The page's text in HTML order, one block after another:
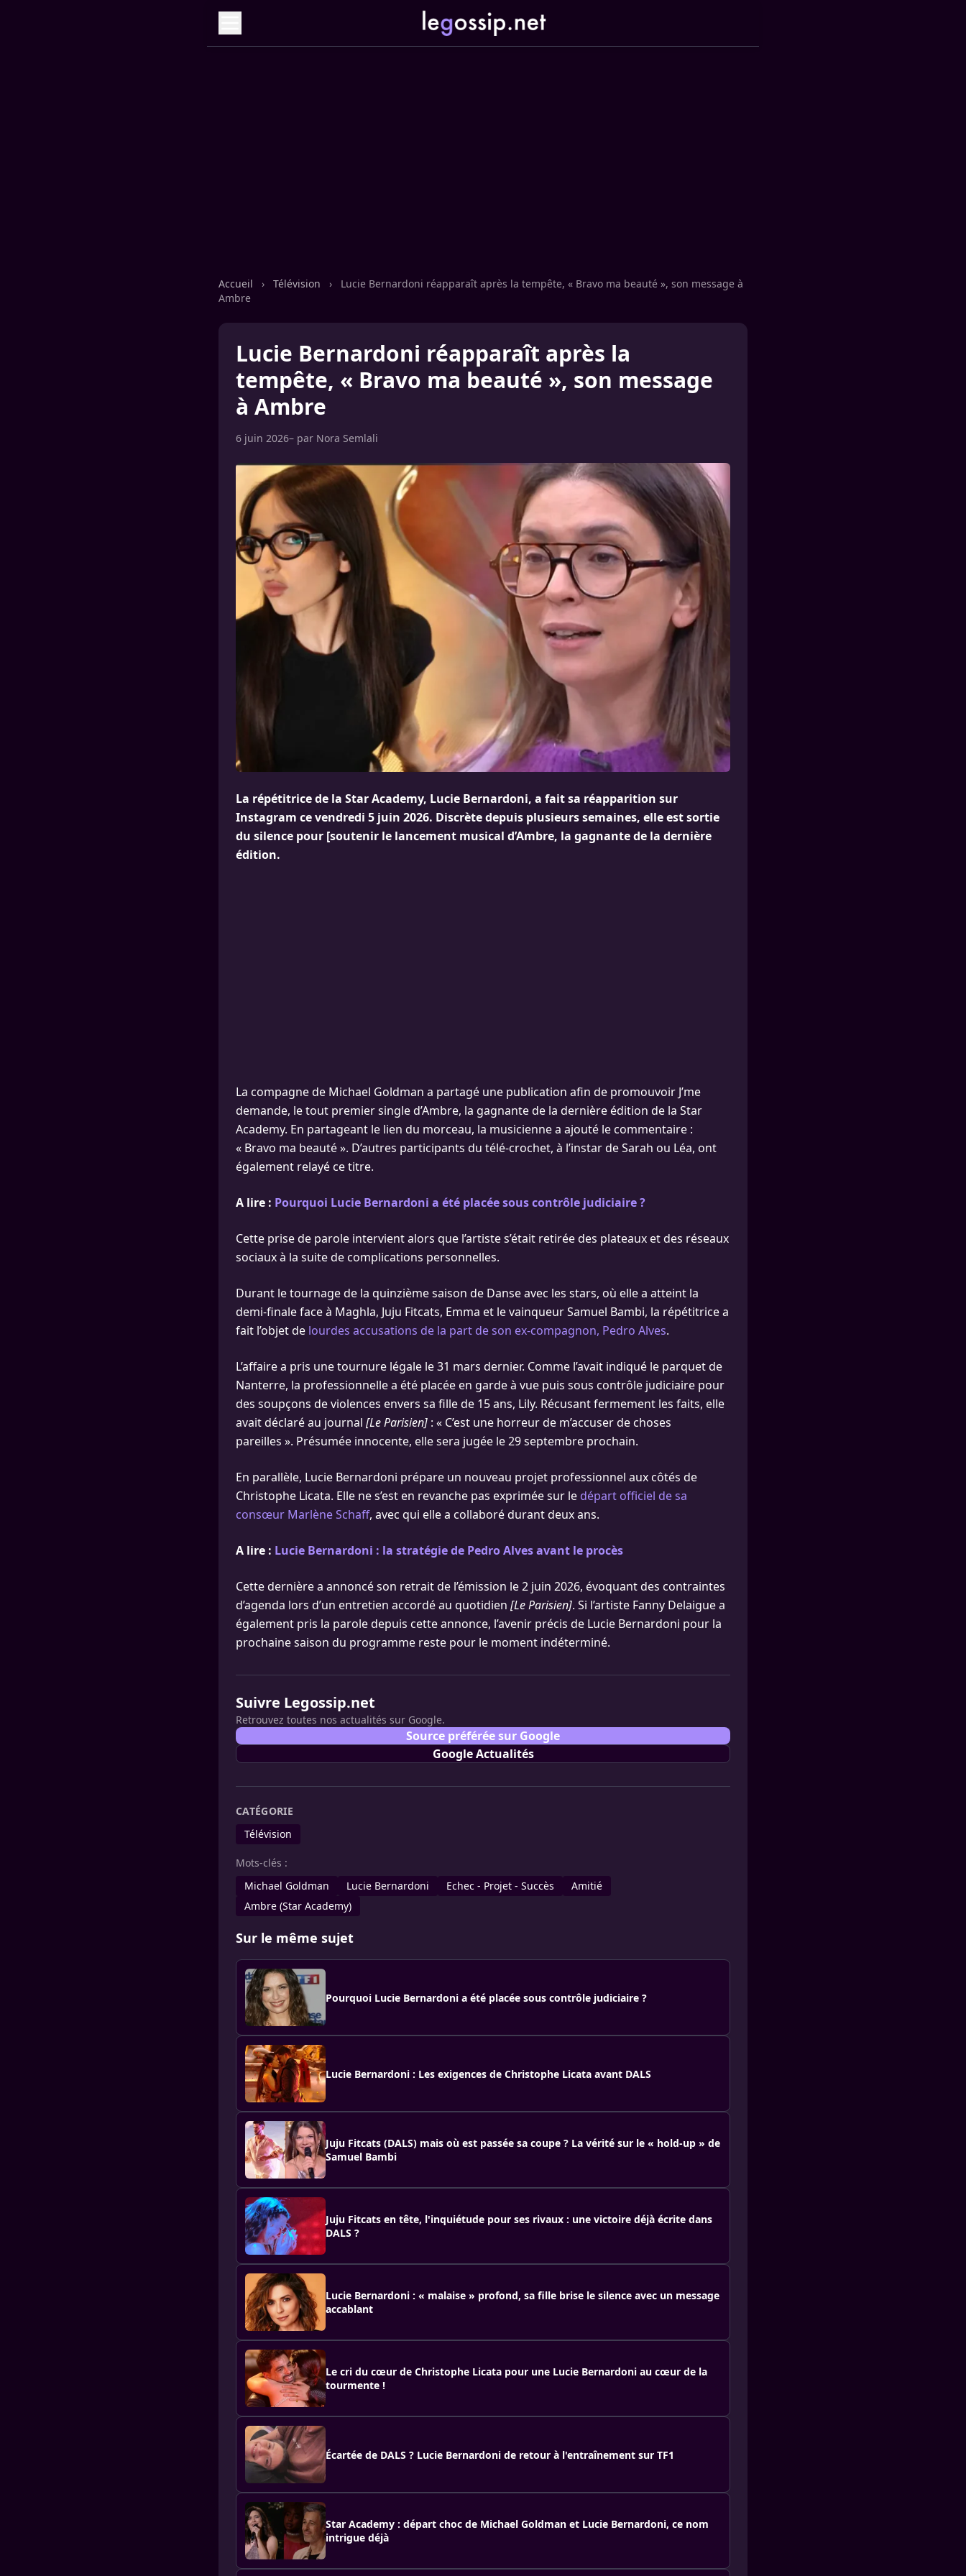
Accueil › Télévision ›
Lucie Bernardoni réapparaît après la tempête, « Bravo ma beauté », son message à
Ambre
Lucie Bernardoni réapparaît après la
tempête, « Bravo ma beauté », son message
à Ambre
6 juin 2026– par Nora Semlali
La répétitrice de la Star Academy, Lucie Bernardoni, a fait sa réapparition sur
Instagram ce vendredi 5 juin 2026. Discrète depuis plusieurs semaines, elle est sortie
du silence pour [soutenir le lancement musical d’Ambre, la gagnante de la dernière
édition.
La compagne de Michael Goldman a partagé une publication afin de promouvoir J’me
demande, le tout premier single d’Ambre, la gagnante de la dernière édition de la Star
Academy. En partageant le lien du morceau, la musicienne a ajouté le commentaire :
« Bravo ma beauté ». D’autres participants du télé-crochet, à l’instar de Sarah ou Léa, ont
également relayé ce titre.
A lire : Pourquoi Lucie Bernardoni a été placée sous contrôle judiciaire ?
Cette prise de parole intervient alors que l’artiste s’était retirée des plateaux et des réseaux
sociaux à la suite de complications personnelles.
Durant le tournage de la quinzième saison de Danse avec les stars, où elle a atteint la
demi-finale face à Maghla, Juju Fitcats, Emma et le vainqueur Samuel Bambi, la répétitrice a
fait l’objet de lourdes accusations de la part de son ex-compagnon, Pedro Alves.
L’affaire a pris une tournure légale le 31 mars dernier. Comme l’avait indiqué le parquet de
Nanterre, la professionnelle a été placée en garde à vue puis sous contrôle judiciaire pour
des soupçons de violences envers sa fille de 15 ans, Lily. Récusant fermement les faits, elle
avait déclaré au journal [Le Parisien] : « C’est une horreur de m’accuser de choses
pareilles ». Présumée innocente, elle sera jugée le 29 septembre prochain.
En parallèle, Lucie Bernardoni prépare un nouveau projet professionnel aux côtés de
Christophe Licata. Elle ne s’est en revanche pas exprimée sur le départ officiel de sa
consœur Marlène Schaff, avec qui elle a collaboré durant deux ans.
A lire : Lucie Bernardoni : la stratégie de Pedro Alves avant le procès
Cette dernière a annoncé son retrait de l’émission le 2 juin 2026, évoquant des contraintes
d’agenda lors d’un entretien accordé au quotidien [Le Parisien]. Si l’artiste Fanny Delaigue a
également pris la parole depuis cette annonce, l’avenir précis de Lucie Bernardoni pour la
prochaine saison du programme reste pour le moment indéterminé.
Suivre Legossip.net
Retrouvez toutes nos actualités sur Google.
Source préférée sur Google
Google Actualités
CATÉGORIE
Télévision
Mots-clés :
Michael Goldman
Lucie Bernardoni Echec - Projet - Succès
Amitié
Ambre (Star Academy)
Sur le même sujet
Pourquoi Lucie Bernardoni a été placée sous contrôle judiciaire ?
Lucie Bernardoni : Les exigences de Christophe Licata avant DALS
Juju Fitcats (DALS) mais où est passée sa coupe ? La vérité sur le « hold-up » de
Samuel Bambi
Juju Fitcats en tête, l'inquiétude pour ses rivaux : une victoire déjà écrite dans
DALS ?
Lucie Bernardoni : « malaise » profond, sa fille brise le silence avec un message
accablant
Le cri du cœur de Christophe Licata pour une Lucie Bernardoni au cœur de la
tourmente !
Écartée de DALS ? Lucie Bernardoni de retour à l'entraînement sur TF1
Star Academy : départ choc de Michael Goldman et Lucie Bernardoni, ce nom
intrigue déjà